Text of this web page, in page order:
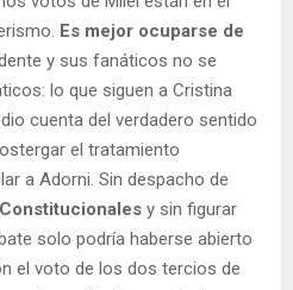
Es mejor ocuparse de
y sus fanáticos no se
lo que siguen a Cristina
cuenta del verdadero sentido
el tratamiento
a Adorni. Sin despacho de
y sin figurar
solo podría haberse abierto
el voto de los dos tercios de